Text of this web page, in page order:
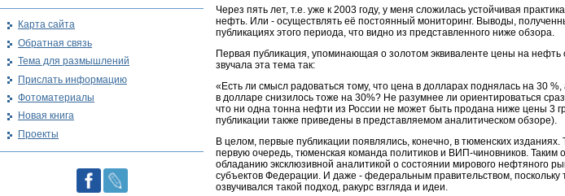
Через пять лет, т.е. уже к 2003 году, у меня сложилась устойчивая
нефть. Или - осуществлять её постоянный мониторинг. Выводы,
публикациях этого периода, что видно из представленного ниже обзора.
Первая публикация, упоминающая о золотом эквиваленте цены на нефть
звучала эта тема так:
«Есть ли смысл радоваться тому, что цена в долларах поднялась на 30
в долларе снизилось тоже на 30%? Не разумнее ли ориентироваться
что ни одна тонна нефти из России не может быть продана ниже цены 3
публикации также приведены в представляемом аналитическом обзоре).
В целом, первые публикации появлялись, конечно, в тюменских
первую очередь, тюменская команда политиков и ВИП-чиновников.
обладанию эксклюзивной аналитикой о состоянии мирового нефтяного
субъектов Федерации. И даже - федеральным правительством, поскольку
озвучивался такой подход, ракурс взгляда и идеи.
Карта сайта
Обратная связь
Тема для размышлений
Прислать информацию
Фотоматериалы
Новая книга
Проекты